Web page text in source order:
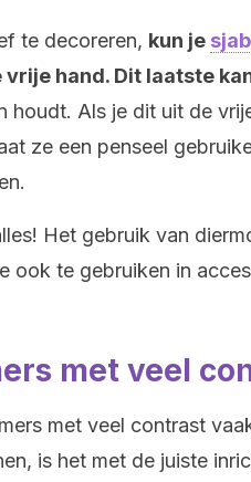
te decoreren, kun je
hand. Dit laatste
houdt. Als je dit uit de
ze een penseel
Het gebruik van
ook te gebruiken in
met veel
met veel contrast
is het met de juiste